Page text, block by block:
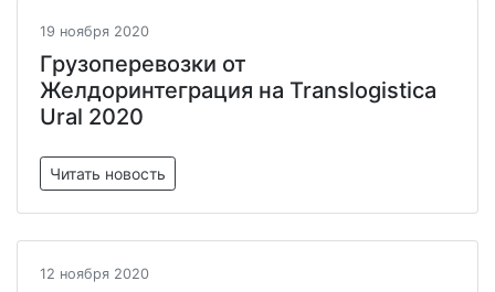
19 ноября 2020
Грузоперевозки от
Желдоринтеграция на Translogistica
Ural 2020
Читать новость
12 ноября 2020